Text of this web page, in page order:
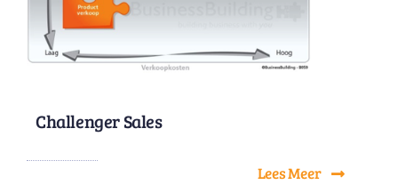
Challenger Sales
Lees Meer